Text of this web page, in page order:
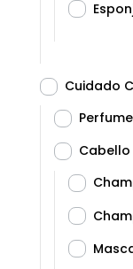
Cuidado
Cabello